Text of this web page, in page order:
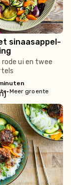
sinaasappel-
ui en twee
•Meer groente